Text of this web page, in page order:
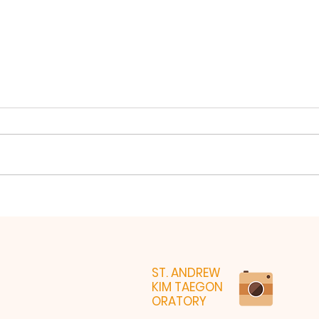
2026년 7월26일 미사
ST. ANDREW
KIM TAEGON
ORATORY